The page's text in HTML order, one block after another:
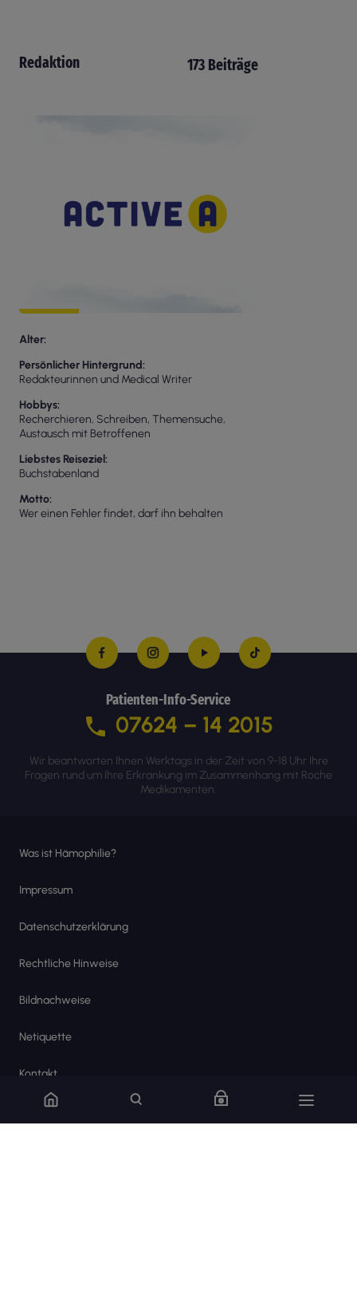
Redaktion 173 Beiträge
Alter
Persönlicher Hintergrund
Redakteurinnen und Medical Writer
Hobbys
Recherchieren, Schreiben, Themensuche,
Austausch mit Betroffenen
Liebstes Reiseziel
Buchstabenland
Motto
Wer einen Fehler findet, darf ihn behalten
Was ist Hämophilie?
Impressum
Datenschutzerklärung
Rechtliche Hinweise
Bildnachweise
Netiquette
Kontakt
Cookie-Einstellungen
Patienten-Info-Service
07624 – 14 2015
Wir beantworten Ihnen Werktags in der Zeit von 9-18 Uhr Ihre
Fragen rund um Ihre Erkrankung im Zusammenhang mit Roche
Medikamenten.